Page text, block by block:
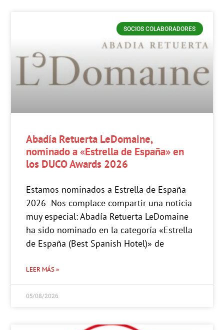
SOCIOS COLABORADORES
Abadía Retuerta LeDomaine,
nominado a «Estrella de España» en
los DUCO Awards 2026
Estamos nominados a Estrella de España
2026 Nos complace compartir una noticia
muy especial: Abadía Retuerta LeDomaine
ha sido nominado en la categoría «Estrella
de España (Best Spanish Hotel)» de
LEER MÁS »
05/08/2026